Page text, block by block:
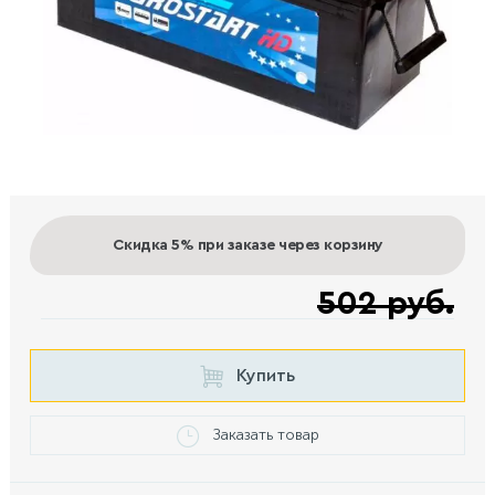
Скидка 5% при заказе через корзину
502 руб.
Купить
Заказать товар